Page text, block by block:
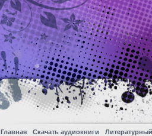
Главная Скачать аудиокниги